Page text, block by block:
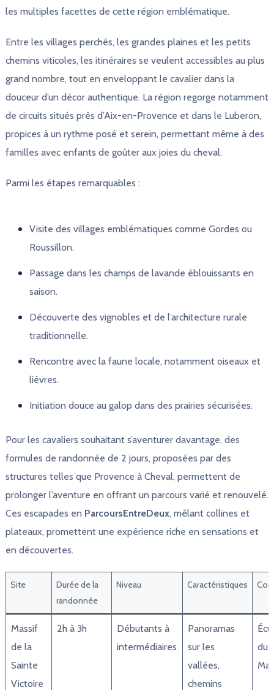
les multiples facettes de cette région emblématique.
Entre les villages perchés, les grandes plaines et les petits
chemins viticoles, les itinéraires se veulent accessibles au plus
grand nombre, tout en enveloppant le cavalier dans la
douceur d’un décor authentique. La région regorge notamment
de circuits situés près d’Aix-en-Provence et dans le Luberon,
propices à un rythme posé et serein, permettant même à des
familles avec enfants de goûter aux joies du cheval.
Parmi les étapes remarquables :
Visite des villages emblématiques comme Gordes ou
Roussillon.
Passage dans les champs de lavande éblouissants en
saison.
Découverte des vignobles et de l’architecture rurale
traditionnelle.
Rencontre avec la faune locale, notamment oiseaux et
lièvres.
Initiation douce au galop dans des prairies sécurisées.
Pour les cavaliers souhaitant s’aventurer davantage, des
formules de randonnée de 2 jours, proposées par des
structures telles que Provence à Cheval, permettent de
prolonger l’aventure en offrant un parcours varié et renouvelé.
Ces escapades en ParcoursEntreDeux, mêlant collines et
plateaux, promettent une expérience riche en sensations et
en découvertes.
Site
Durée de la
randonnée
Niveau Caractéristiques
Massif
de la
Sainte
Victoire
2h à 3h
Débutants à
intermédiaires
Panoramas
sur les
vallées,
chemins
du